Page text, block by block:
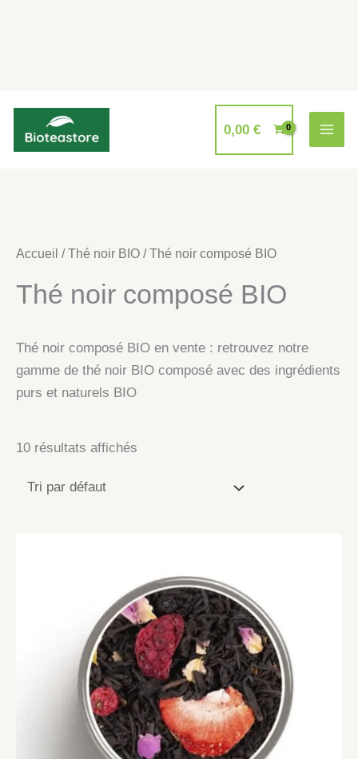
contenu
0,00 €
Accueil /Thé noir BIO / Thé noir composé BIO
Thé noir composé BIO
Thé noir composé BIO en vente : retrouvez notre
gamme de thé noir BIO composé avec des ingrédients
purs et naturels BIO
10 résultats affichés